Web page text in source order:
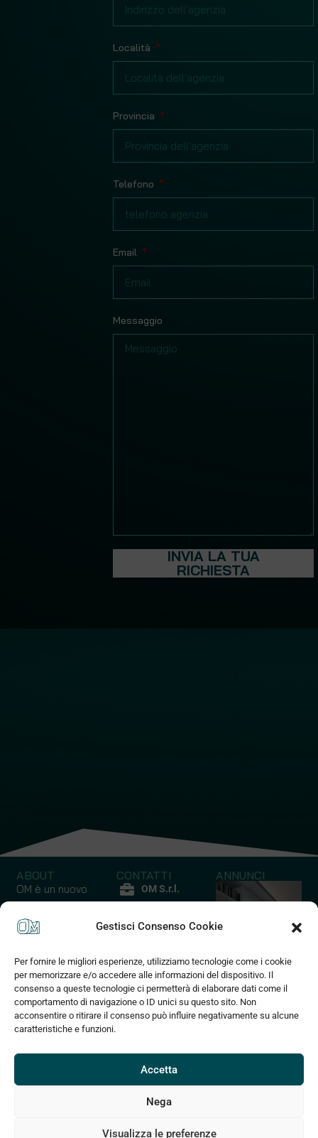
Gestisci Consenso Cookie
Per fornire le migliori esperienze, utilizziamo tecnologie come i cookie
per memorizzare e/o accedere alle informazioni del dispositivo. Il
consenso a queste tecnologie ci permetterà di elaborare dati come il
comportamento di navigazione o ID unici su questo sito. Non
acconsentire o ritirare il consenso può influire negativamente su alcune
caratteristiche e funzioni.
Accetta
Nega
Visualizza le preferenze
Località
Provincia
Telefono
Email
Messaggio
INVIA LA TUA
RICHIESTA
ABOUT
OM è un nuovo
modo di
comprare casa
un’ esperienza
emozionale ed
esclusiva che
coniuga praticità
a risparmio di
tempo e denaro
grazie alla
tecnologia
permette di
CONTATTI
OM S.r.l.
12852210017
45 C
10135 Torino
(+39) 375
830 2589
www.om3d.it
ANNUNCI
Capannoni
10 Annunci
Case -
127 Annunci